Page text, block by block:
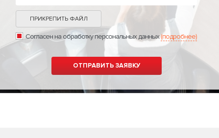
ПРИКРЕПИТЬ ФАЙЛ
Согласен на обработку персональных данных(подробнее)